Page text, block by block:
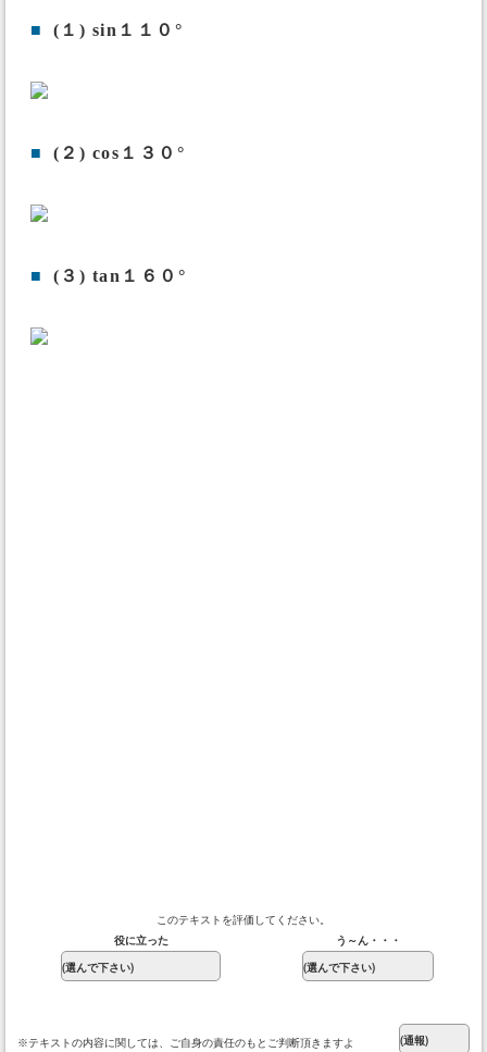
■ (１) sin１１０°
■ (２) cos１３０°
■ (３) tan１６０°
このテキストを評価してください。
役に立った
う～ん・・・
※テキストの内容に関しては、ご自身の責任のもとご判断頂きますよ